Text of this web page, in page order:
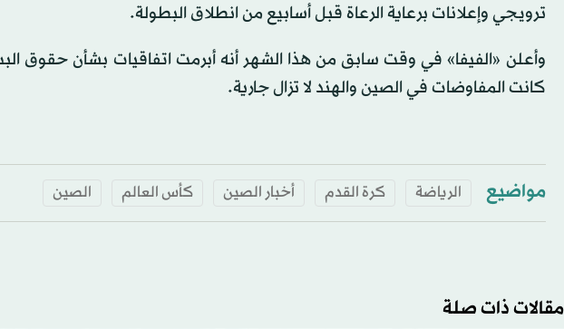
ترويجي وإعلانات برعاية الرعاة قبل أسابيع من انطلاق البطولة.
كانت المفاوضات في الصين والهند لا تزال جارية.
مواضيع الرياضة كرة القدم أخبار الصين كأس العالم الصين
مقالات ذات صلة